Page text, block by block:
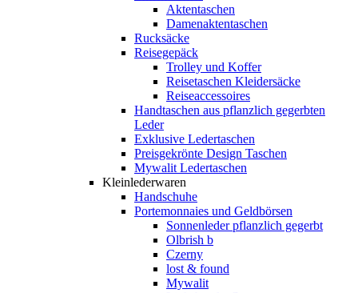
Aktentaschen
Damenaktentaschen
Rucksäcke
Reisegepäck
Trolley und Koffer
Reisetaschen Kleidersäcke
Reiseaccessoires
Handtaschen aus pflanzlich gegerbten
Leder
Exklusive Ledertaschen
Preisgekrönte Design Taschen
Mywalit Ledertaschen
Kleinlederwaren
Handschuhe
Portemonnaies und Geldbörsen
Sonnenleder pflanzlich gegerbt
Olbrish b
Czerny
lost & found
Mywalit